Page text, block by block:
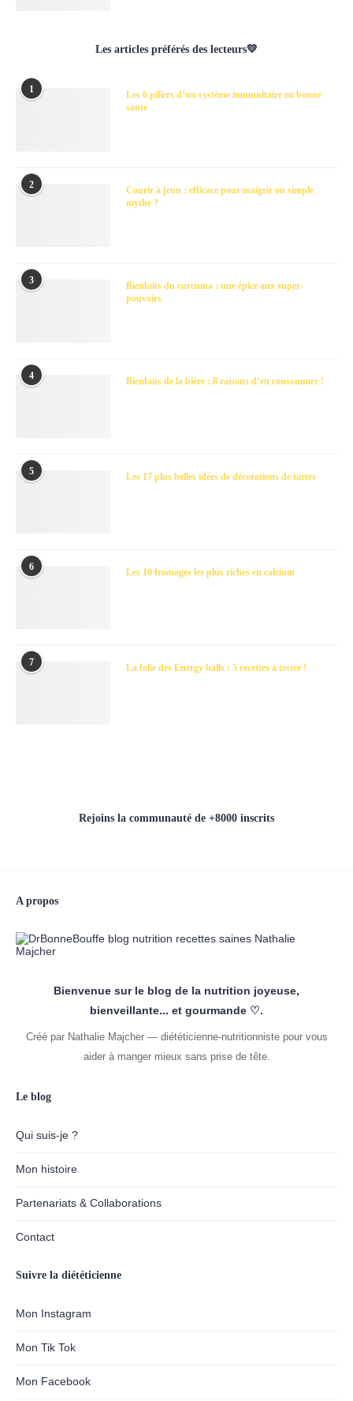
Les articles préférés des lecteurs💛
1
Les 6 piliers d’un système immunitaire en bonne
santé
2
Courir à jeun : efficace pour maigrir ou simple
mythe ?
3
Bienfaits du curcuma : une épice aux super-
pouvoirs
4 Bienfaits de la bière : 8 raisons d’en consommer !
5 Les 17 plus belles idées de décorations de tartes
6 Les 10 fromages les plus riches en calcium
7 La folie des Energy balls : 5 recettes à tester !
Rejoins la communauté de +8000 inscrits
A propos
Bienvenue sur le blog de la nutrition joyeuse,
bienveillante... et gourmande ♡.
Créé par Nathalie Majcher — diététicienne-nutritionniste pour vous
aider à manger mieux sans prise de tête.
Le blog
Qui suis-je ?
Mon histoire
Partenariats & Collaborations
Contact
Suivre la diététicienne
Mon Instagram
Mon Tik Tok
Mon Facebook